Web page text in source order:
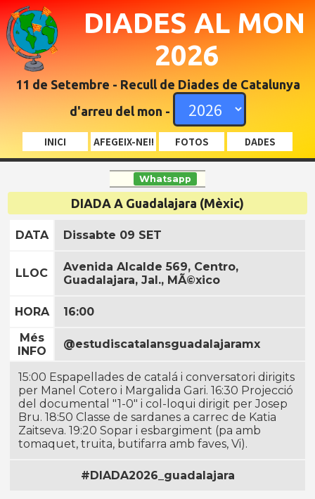
DIADES AL MON
2026
11 de Setembre - Recull de Diades de Catalunya
d'arreu del mon -
INICI AFEGEIX-NE!! FOTOS DADES
Whatsapp
DIADA A Guadalajara (Mèxic)
DATA Dissabte 09 SET
LLOC
Avenida Alcalde 569, Centro,
Guadalajara, Jal., MÃ©xico
HORA
16:00
Més
INFO
@estudiscatalansguadalajaramx
15:00 Espapellades de catalá i conversatori dirigits
per Manel Cotero i Margalida Gari. 16:30 Projecció
del documental "1-0" i col-loqui dirigit per Josep
Bru. 18:50 Classe de sardanes a carrec de Katia
Zaitseva. 19:20 Sopar i esbargiment (pa amb
tomaquet, truita, butifarra amb faves, Vi).
#DIADA2026_guadalajara